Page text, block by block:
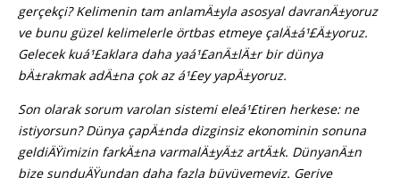
gerçekçi? Kelimenin tam anlamÄ±yla asosyal davranÄ±yoruz
ve bunu güzel kelimelerle örtbas etmeye çalÄ±á¹£Ä±yoruz.
Gelecek kuá¹£aklara daha yaá¹£anÄ±lÄ±r bir dünya
bÄ±rakmak adÄ±na çok az á¹£ey yapÄ±yoruz.
Son olarak sorum varolan sistemi eleá¹£tiren herkese: ne
istiyorsun? Dünya çapÄ±nda dizginsiz ekonominin sonuna
geldiÄŸimizin farkÄ±na varmalÄ±yÄ±z artÄ±k. DünyanÄ±n
bize sunduÄŸundan daha fazla büyüyemeyiz. Geriye